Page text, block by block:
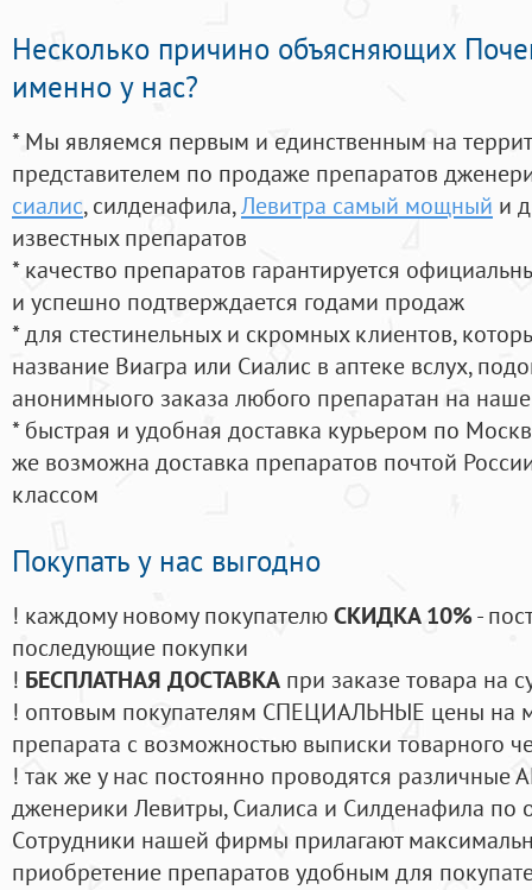
Несколько причино объясняющих
именно у нас?
* Мы являемся первым и единственным на
представителем по продаже препаратов
сиалис, силденафила,Левитра самый мощный и
известных препаратов
* качество препаратов гарантируется
и успешно подтверждается годами продаж
* для стестинельных и скромных клиентов,
название Виагра или Сиалис в аптеке вслух,
анонимныого заказа любого препаратан на
* быстрая и удобная доставка курьером по
же возможна доставка препаратов почтой
классом
Покупать у нас выгодно
! каждому новому покупателюСКИДКА 10%-
последующие покупки
! БЕСПЛАТНАЯ ДОСТАВКА при заказе товара на
! оптовым покупателям СПЕЦИАЛЬНЫЕ цены на
препарата с возможностью выписки товарного
! так же у нас постоянно проводятся
дженерики Левитры, Сиалиса и Силденафила по
Cотрудники нашей фирмы прилагают
приобретение препаратов удобным для